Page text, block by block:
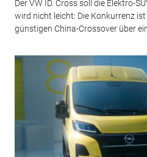
Der VW ID. Cross soll die Elektro-
wird nicht leicht: Die Konkurrenz
günstigen China-Crossover über